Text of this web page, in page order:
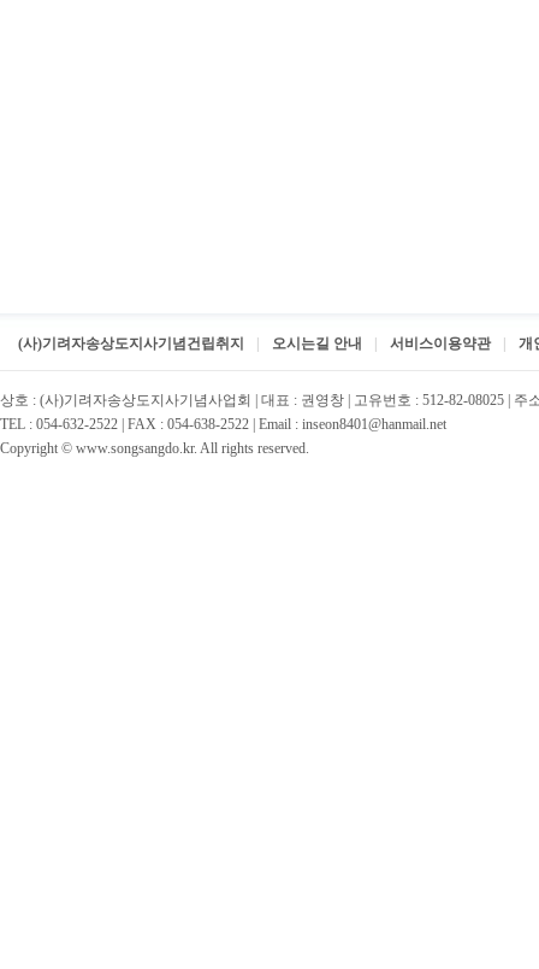
(사)기려자송상도지사기념건립취지 오시는길 안내 서비스이용약관 개
상호 : (사)기려자송상도지사기념사업회 | 대표 : 권영창 | 고유번호 : 512-82-08025 |
TEL : 054-632-2522 | FAX : 054-638-2522 | Email : inseon8401@hanmail.net
Copyright © www.songsangdo.kr. All rights reserved.